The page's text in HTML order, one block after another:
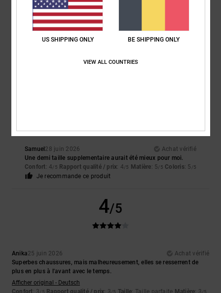
30 juin 2026
Un produit fantastique
Samuel 28 juin 2026
Achat vérifié
Une demi taille supplementaire aurait été mieux pour moi.
Confort: 4/5 Rapport qualité / prix: 4/5 Matière: 5/5 Coloris: 5 /5
Je recommande ce produit
4/5
Anika25 juin 2026
Achat vérifié
Superbes chaussures, mais malheureusement, elles se resserrent de
plus en plus à l'avant avec le temps.
Afficher original - Deutsch
Confort: 3/5 Rapport qualité / prix: 3/5 Taille: Taille parfaite Matière: 3/5
US SHIPPING ONLY BE SHIPPING ONLY
VIEW ALL COUNTRIES